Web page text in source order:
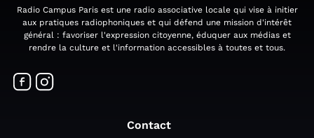
Radio Campus Paris est une radio associative locale qui vise à initier
aux pratiques radiophoniques et qui défend une mission d'intérêt
général : favoriser l'expression citoyenne, éduquer aux médias et
rendre la culture et l'information accessibles à toutes et tous.
Contact